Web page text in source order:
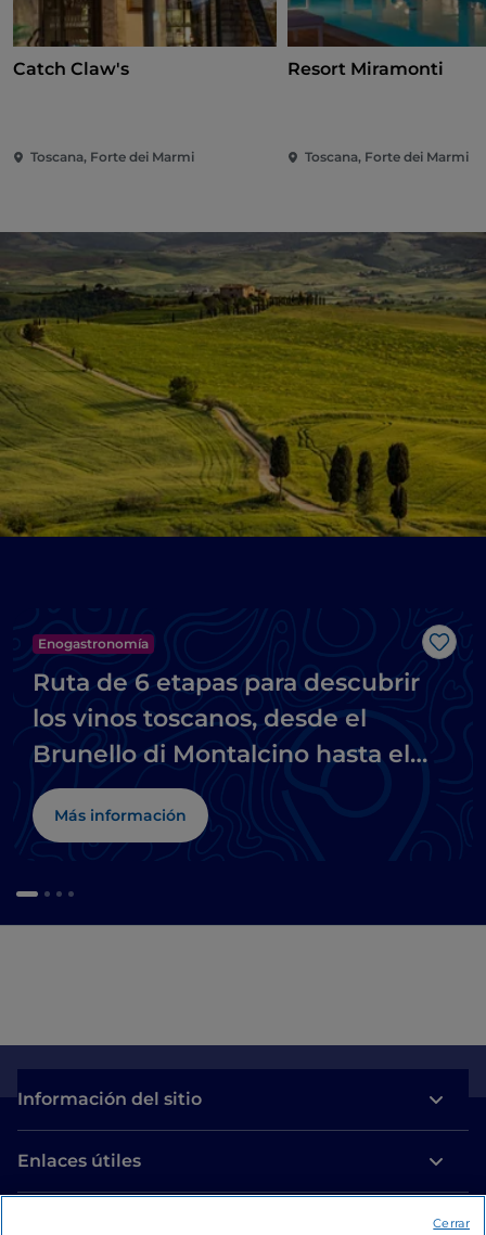
Catch Claw's
Toscana, Forte dei Marmi
Resort Miramonti
Toscana, Forte dei Marmi
Me
Enogastronomía
Ruta de 6 etapas para descubrir
los vinos toscanos, desde el
Brunello di Montalcino hasta el
Chianti
Más información
Información del sitio
Enlaces útiles
Cerrar